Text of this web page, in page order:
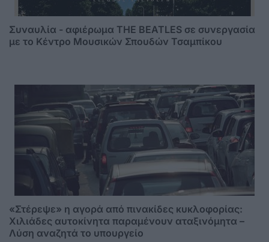
Συναυλία - αφιέρωμα THE BEATLES σε συνεργασία
με το Κέντρο Μουσικών Σπουδών Τσαμπίκου
«Στέρεψε» η αγορά από πινακίδες κυκλοφορίας:
Χιλιάδες αυτοκίνητα παραμένουν αταξινόμητα –
Λύση αναζητά το υπουργείο